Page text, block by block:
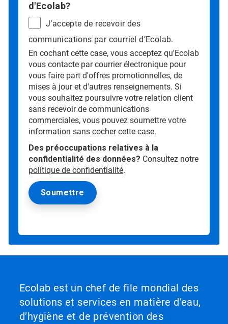
d'Ecolab?
J’accepte de recevoir des
communications par courriel d’Ecolab.
En cochant cette case, vous acceptez qu'Ecolab
vous contacte par courrier électronique pour
vous faire part d'offres promotionnelles, de
mises à jour et d'autres renseignements. Si
vous souhaitez poursuivre votre relation client
sans recevoir de communications
commerciales, vous pouvez soumettre votre
information sans cocher cette case.
Des préoccupations relatives à la
confidentialité des données? Consultez notre
politique de confidentialité.
Ecolab est un chef de file mondial des
solutions et services en matière d’eau,
d’hygiène et de prévention des